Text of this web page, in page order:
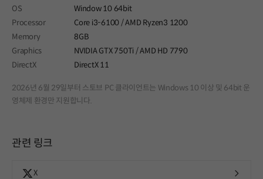
OS
Window 10 64bit
Processor
Core i3-6100 / AMD Ryzen3 1200
Memory
8GB
Graphics
NVIDIA GTX 750Ti / AMD HD 7790
DirectX
DirectX 11
2026년 6월 29일부터 스토브 PC 클라이언트는 Windows 10 이상 및 64bit 운
영체제 환경만 지원합니다.
관련 링크
X